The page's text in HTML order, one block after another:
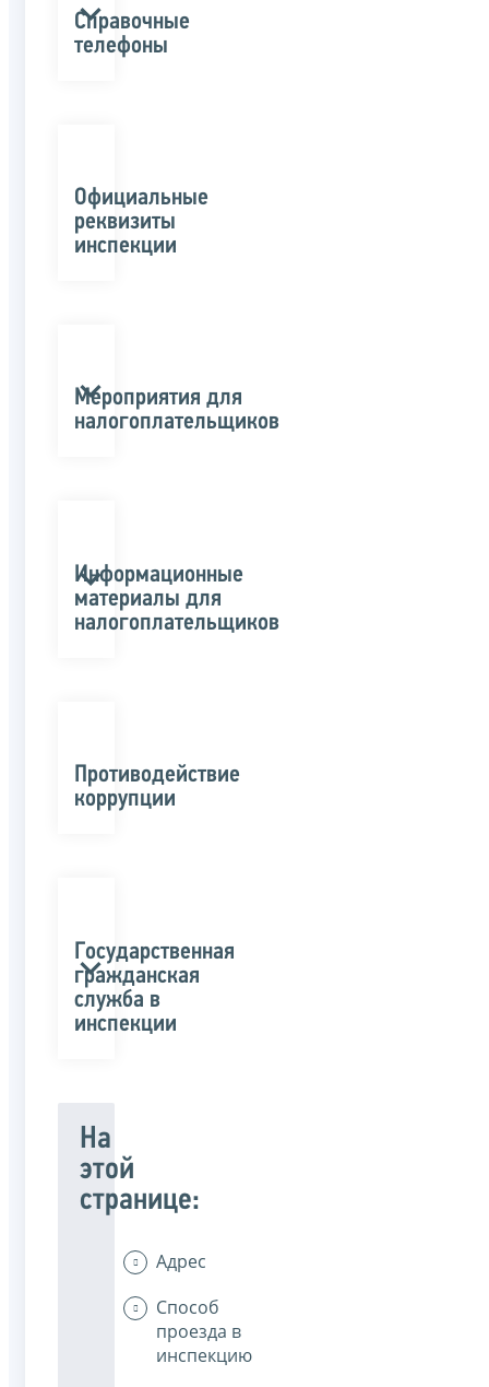
Справочные
телефоны
Официальные
реквизиты
инспекции
Мероприятия для
налогоплательщиков
Информационные
материалы для
налогоплательщиков
Противодействие
коррупции
Государственная
гражданская
служба в
инспекции
На
этой
странице:
Адрес
Способ
проезда в
инспекцию